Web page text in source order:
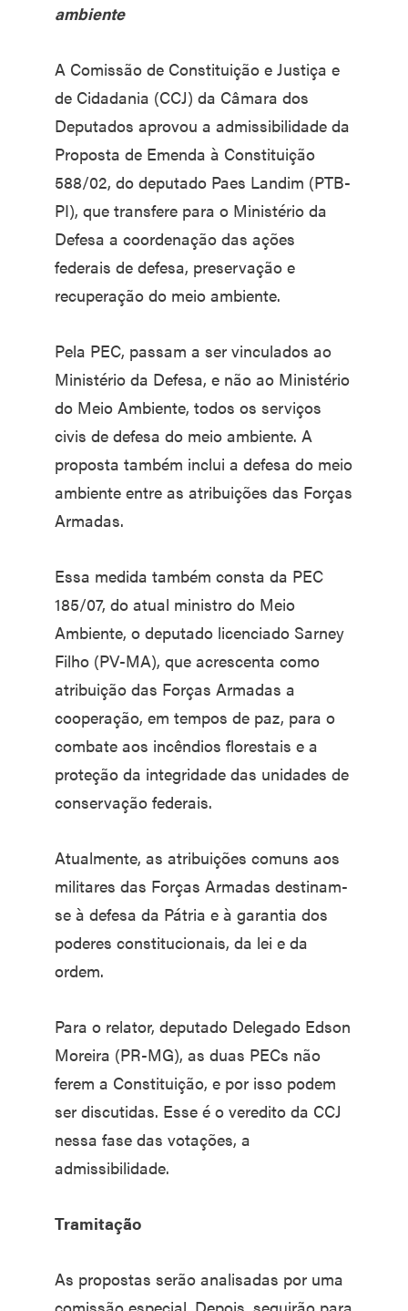
ambiente
A Comissão de Constituição e Justiça e
de Cidadania (CCJ) da Câmara dos
Deputados aprovou a admissibilidade da
Proposta de Emenda à Constituição
588/02, do deputado Paes Landim (PTB-
PI), que transfere para o Ministério da
Defesa a coordenação das ações
federais de defesa, preservação e
recuperação do meio ambiente.
Pela PEC, passam a ser vinculados ao
Ministério da Defesa, e não ao Ministério
do Meio Ambiente, todos os serviços
civis de defesa do meio ambiente. A
proposta também inclui a defesa do meio
ambiente entre as atribuições das Forças
Armadas.
Essa medida também consta da PEC
185/07, do atual ministro do Meio
Ambiente, o deputado licenciado Sarney
Filho (PV-MA), que acrescenta como
atribuição das Forças Armadas a
cooperação, em tempos de paz, para o
combate aos incêndios florestais e a
proteção da integridade das unidades de
conservação federais.
Atualmente, as atribuições comuns aos
militares das Forças Armadas destinam-
se à defesa da Pátria e à garantia dos
poderes constitucionais, da lei e da
ordem.
Para o relator, deputado Delegado Edson
Moreira (PR-MG), as duas PECs não
ferem a Constituição, e por isso podem
ser discutidas. Esse é o veredito da CCJ
nessa fase das votações, a
admissibilidade.
Tramitação
As propostas serão analisadas por uma